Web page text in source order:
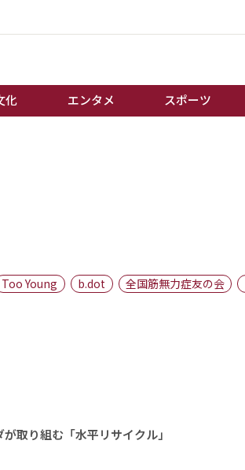
化 エンタメ スポーツ
棋王戦
Too Young b.dot 全国筋無力症友の会
取り組む「水平リサイクル」